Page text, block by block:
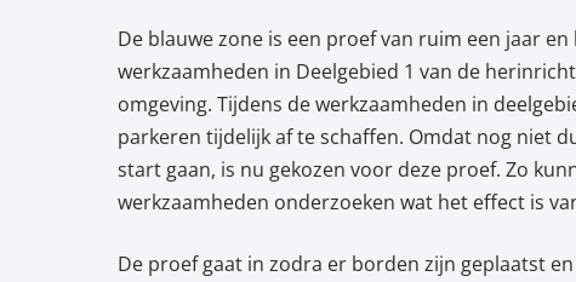
De blauwe zone is een proef van ruim een jaar
werkzaamheden in Deelgebied 1 van de
omgeving. Tijdens de werkzaamheden in
parkeren tijdelijk af te schaffen. Omdat nog niet
start gaan, is nu gekozen voor deze proef. Zo
werkzaamheden onderzoeken wat het effect is
De proef gaat in zodra er borden zijn geplaatst